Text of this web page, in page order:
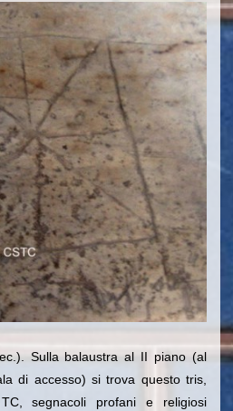
Sulla balaustra al II piano (al
di accesso) si trova questo tris,
segnacoli profani e religiosi